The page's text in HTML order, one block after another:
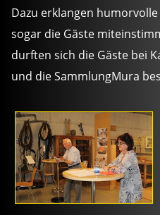
Dazu erklangen
sogar die Gäste
durften sich die Gäste bei
und die SammlungMura